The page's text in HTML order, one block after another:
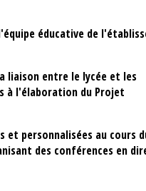
éducative de
liaison entre le lycée et les
à l'élaboration du Projet
et personnalisées au cours
des conférences en